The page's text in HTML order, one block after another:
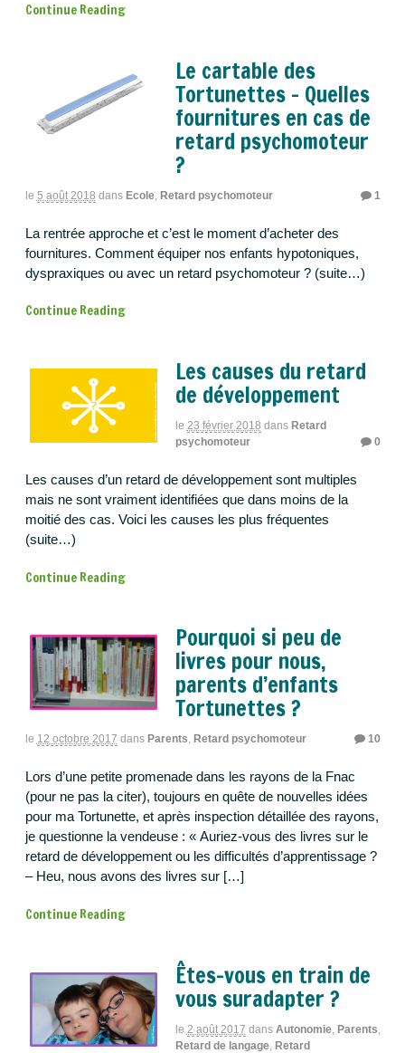
Continue Reading
Le cartable des
Tortunettes – Quelles
fournitures en cas de
retard psychomoteur
?
le 5 août 2018 dans Ecole, Retard psychomoteur 1
La rentrée approche et c’est le moment d’acheter des
fournitures. Comment équiper nos enfants hypotoniques,
dyspraxiques ou avec un retard psychomoteur ? (suite…)
Continue Reading
Les causes du retard
de développement
le 23 février 2018 dans Retard
psychomoteur
0
Les causes d’un retard de développement sont multiples
mais ne sont vraiment identifiées que dans moins de la
moitié des cas. Voici les causes les plus fréquentes
(suite…)
Continue Reading
Pourquoi si peu de
livres pour nous,
parents d’enfants
Tortunettes ?
le 12 octobre 2017 dans Parents, Retard psychomoteur 10
Lors d’une petite promenade dans les rayons de la Fnac
(pour ne pas la citer), toujours en quête de nouvelles idées
pour ma Tortunette, et après inspection détaillée des rayons,
je questionne la vendeuse : « Auriez-vous des livres sur le
retard de développement ou les difficultés d’apprentissage ?
– Heu, nous avons des livres sur […]
Continue Reading
Êtes-vous en train de
vous suradapter ?
le 2 août 2017 dans Autonomie, Parents
Retard de langage, Retard